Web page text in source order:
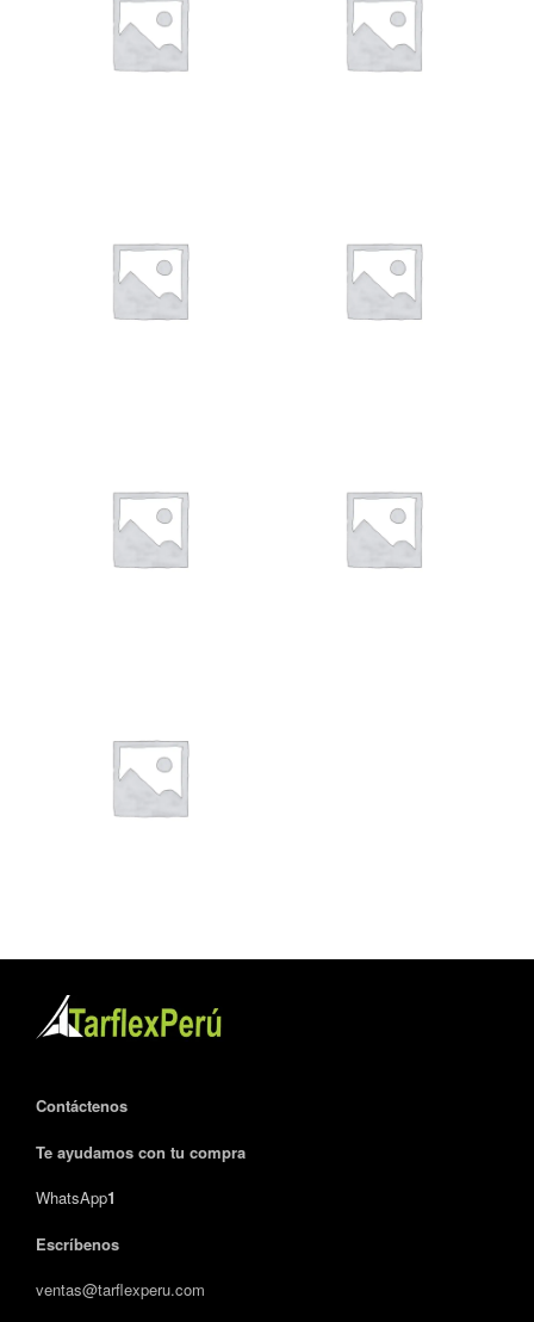
Contáctenos
Te ayudamos con tu compra
WhatsApp1
Escríbenos
ventas@tarflexperu.com